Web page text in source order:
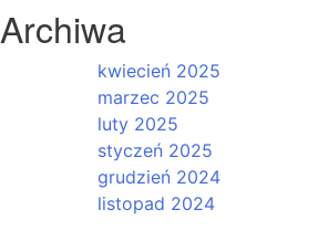
Archiwa
kwiecień 2025
marzec 2025
luty 2025
styczeń 2025
grudzień 2024
listopad 2024